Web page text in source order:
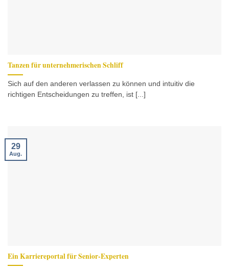
Tanzen für unternehmerischen Schliff
Sich auf den anderen verlassen zu können und intuitiv die
richtigen Entscheidungen zu treffen, ist [...]
Ein Karriereportal für Senior-Experten
29
Aug.